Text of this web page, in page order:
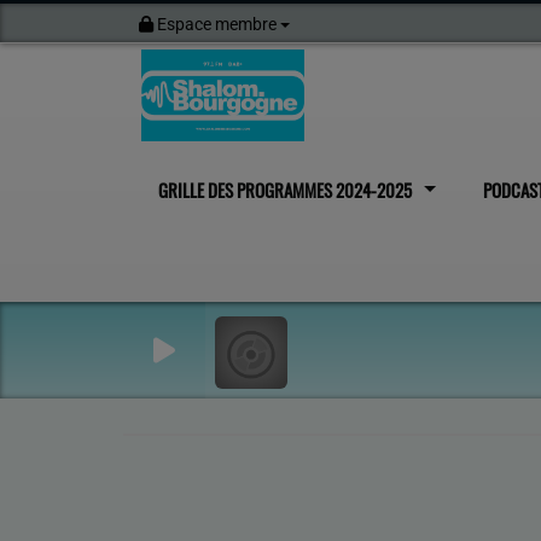
Espace membre
GRILLE DES PROGRAMMES 2024-2025